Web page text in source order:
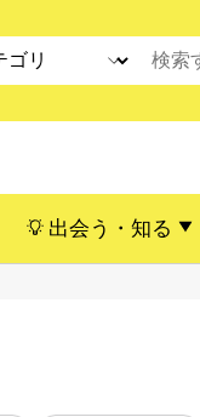
出会う・知る